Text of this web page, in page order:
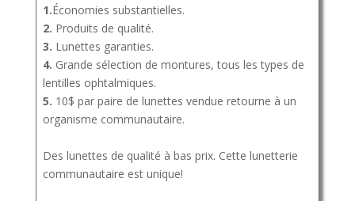
1.Économies substantielles.
2. Produits de qualité.
3. Lunettes garanties.
4. Grande sélection de montures, tous les types de
lentilles ophtalmiques.
5. 10$ par paire de lunettes vendue retourne à un
organisme communautaire.
Des lunettes de qualité à bas prix. Cette lunetterie
communautaire est unique!